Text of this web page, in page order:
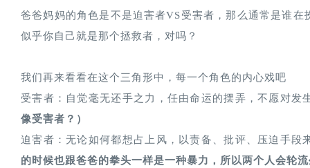
爸爸妈妈的角色是不是迫害者VS受害者，那么通常是谁
似乎你自己就是那个拯救者，对吗？
我们再来看看在这个三角形中，每一个角色的内心戏吧
受害者：自觉毫无还手之力，任由命运的摆弄，不愿对发
像受害者？）
迫害者：无论如何都想占上风，以责备、批评、压迫手段
的时候也跟爸爸的拳头一样是一种暴力，所以两个人会轮